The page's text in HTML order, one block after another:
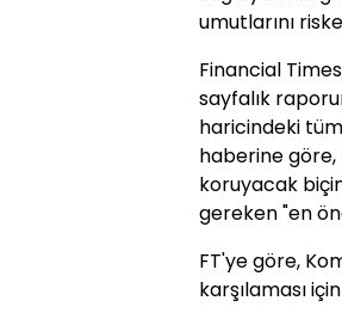
umutlarını
Financial
sayfalık
haricindeki tüm
haberine göre,
koruyacak
gereken "en
FT'ye göre,
karşılaması